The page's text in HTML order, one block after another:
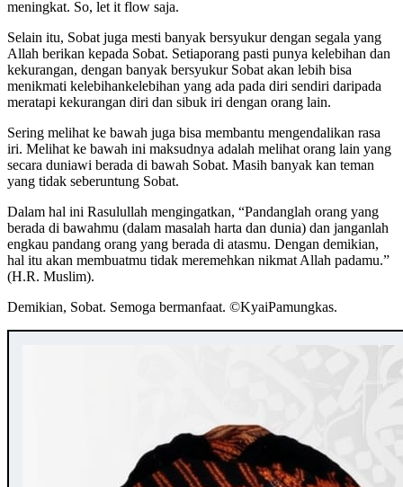
meningkat. So, let it flow saja.
Selain itu, Sobat juga mesti banyak bersyukur dengan segala yang
Allah berikan kepada Sobat. Setiaporang pasti punya kelebihan dan
kekurangan, dengan banyak bersyukur Sobat akan lebih bisa
menikmati kelebihankelebihan yang ada pada diri sendiri daripada
meratapi kekurangan diri dan sibuk iri dengan orang lain.
Sering melihat ke bawah juga bisa membantu mengendalikan rasa
iri. Melihat ke bawah ini maksudnya adalah melihat orang lain yang
secara duniawi berada di bawah Sobat. Masih banyak kan teman
yang tidak seberuntung Sobat.
Dalam hal ini Rasulullah mengingatkan, “Pandanglah orang yang
berada di bawahmu (dalam masalah harta dan dunia) dan janganlah
engkau pandang orang yang berada di atasmu. Dengan demikian,
hal itu akan membuatmu tidak meremehkan nikmat Allah padamu.”
(H.R. Muslim).
Demikian, Sobat. Semoga bermanfaat. ©️KyaiPamungkas.